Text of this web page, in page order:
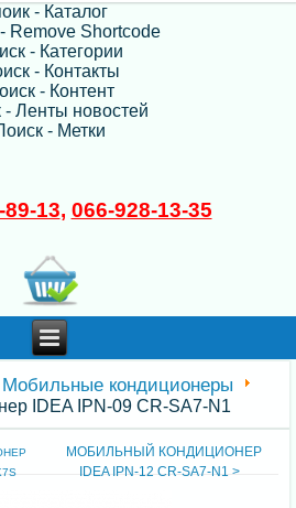
- Каталог
Remove Shortcode
- Категории
- Контакты
- Контент
- Ленты новостей
- Метки
89-13, 066-928-13-35
Мобильные кондиционеры
IDEA IPN-09 CR-SA7-N1
МОБИЛЬНЫЙ КОНДИЦИОНЕР
IDEA IPN-12 CR-SA7-N1 >